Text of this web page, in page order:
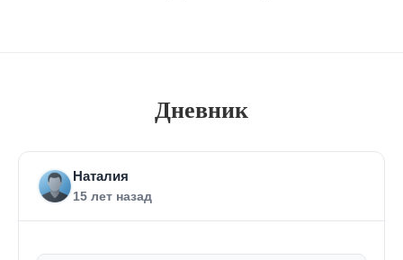
Дневник
Наталия
15 лет назад